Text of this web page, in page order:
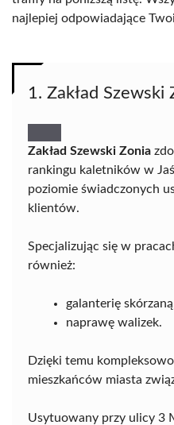
najlepiej odpowiadające
1. Zakład Szewski
Zakład Szewski Zonia
rankingu kaletników w
poziomie świadczonych
klientów.
Specjalizując się w
również:
galanterię
naprawę walizek.
Dzięki temu
mieszkańców miasta
Usytuowany przy ulicy 3